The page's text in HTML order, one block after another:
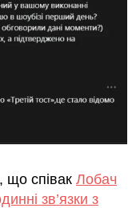
що співак Лобач
зв’язки з